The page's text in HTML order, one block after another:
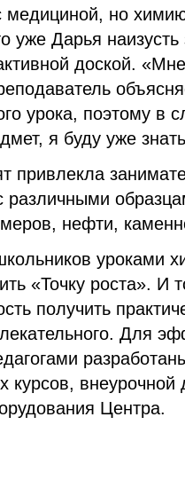
медициной, но
уже Дарья наизусть
доской.
урока, поэтому в
я буду уже
привлекла
различными
нефти,
уроками
«Точку роста». И
получить
Для
курсов,
Центра.